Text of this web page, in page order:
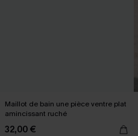
Maillot de bain une pièce ventre plat
amincissant ruché
32,00 €